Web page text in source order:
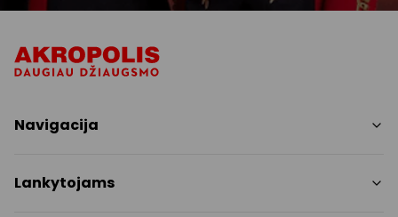
Navigacija
Paslaugos
Lankytojams